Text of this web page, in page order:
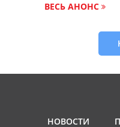
ВЕСЬ АНОНС
НОВОСТИ